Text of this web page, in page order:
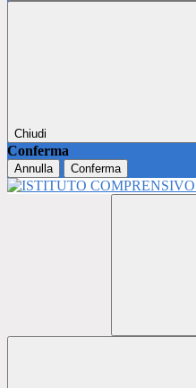
Chiudi
Conferma
Annulla Conferma